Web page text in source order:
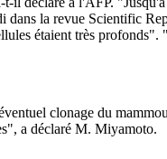
la revue Scientific
étaient très
clonage du
a déclaré M. Miyamoto.